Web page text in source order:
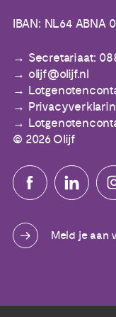
IBAN: NL64 ABNA
Secretariaat:
olijf@olijf.nl
© 2026 Olijf
Meld je aan